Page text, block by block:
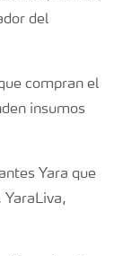
del
compran el
insumos
Yara que